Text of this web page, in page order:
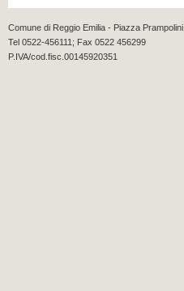
Comune di Reggio Emilia - Piazza
Tel 0522-456111; Fax 0522 456299
P.IVA/cod.fisc.00145920351